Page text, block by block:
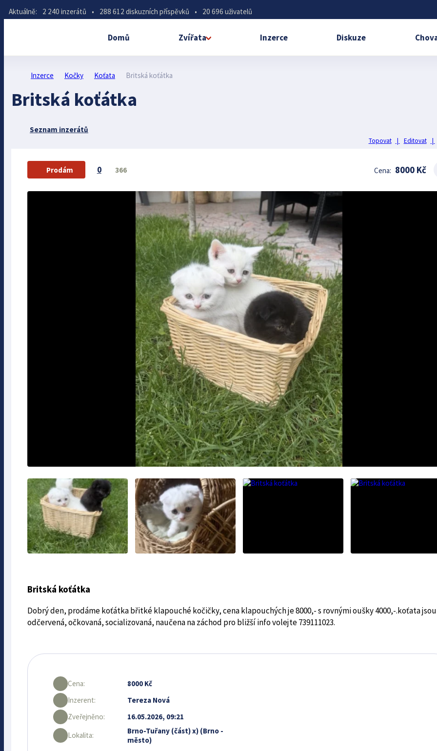
Aktuálně: 2 240 inzerátů • 288 612 diskuzních příspěvků • 20 696 uživatelů
Domů Zvířata Inzerce Diskuze
Inzerce Kočky Koťata Britská koťátka
Britská koťátka
Seznam inzerátů
Topovat | Editovat |
Prodám 0 366 Cena: 8000 Kč
Britská koťátka
Dobrý den, prodáme koťátka břitké klapouché kočičky, cena klapouchých je 8000,- s rovnými oušky 4000,-.koťata jsou
odčervená, očkovaná, socializovaná, naučena na záchod pro bližší info volejte 739111023.
Cena:
8000 Kč
Inzerent:
Tereza Nová
Zveřejněno:
16.05.2026, 09:21
Lokalita:
Brno-Tuřany (část) x) (Brno -
město)